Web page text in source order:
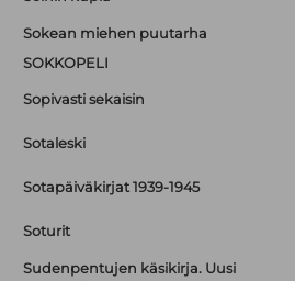
Sokean miehen puutarha
SOKKOPELI
Sopivasti sekaisin
Sotaleski
Sotapäiväkirjat 1939-1945
Soturit
Sudenpentujen käsikirja. Uusi